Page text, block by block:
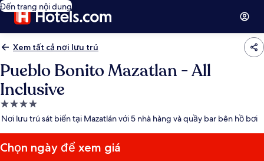
Đến trang nội dung
Xem tất cả nơi lưu trú
Pueblo Bonito Mazatlan - All
Inclusive
Nơi
lưu
4.0
sao
Nơi lưu trú sát biển tại Mazatlán với 5 nhà hàng và quầy bar bên hồ bơi
Chọn ngày để xem giá